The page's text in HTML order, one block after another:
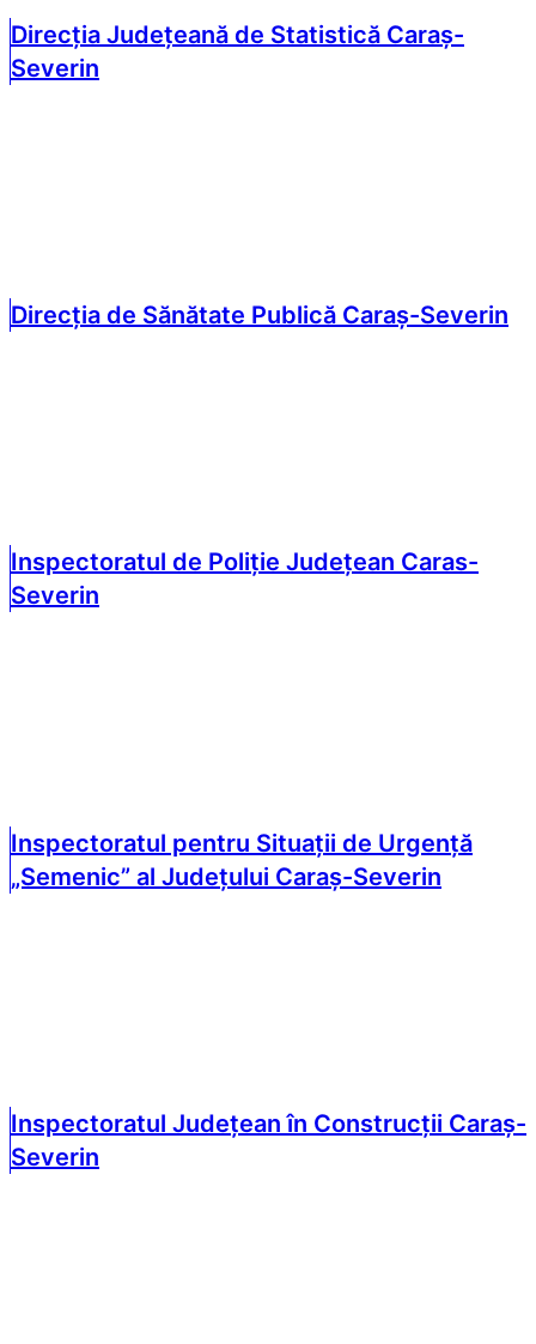
Direcția Județeană de Statistică Caraș-
Severin
Direcția de Sănătate Publică Caraș-Severin
Inspectoratul de Poliție Județean Caras-
Severin
Inspectoratul pentru Situații de Urgență
„Semenic” al Județului Caraș-Severin
Inspectoratul Județean în Construcții Caraș-
Severin